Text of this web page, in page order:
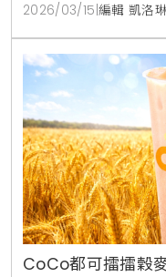
2026/03/15 編輯 凱洛
CoCo都可擂擂穀